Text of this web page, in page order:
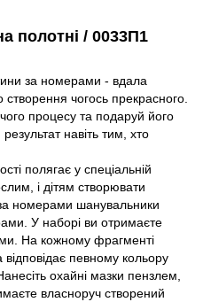
полотні / 0033П1
за номерами - вдала
чогось прекрасного.
процесу та подаруй його
навіть тим, хто
полягає у спеціальній
і дітям створювати
номерами шанувальники
У наборі ви отримаєте
На кожному фрагменті
певному кольору
охайні мазки пензлем,
власноруч створений